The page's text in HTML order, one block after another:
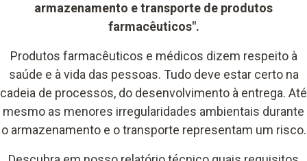
armazenamento e transporte de produtos
farmacêuticos".
Produtos farmacêuticos e médicos dizem respeito à
saúde e à vida das pessoas. Tudo deve estar certo na
cadeia de processos, do desenvolvimento à entrega. Até
mesmo as menores irregularidades ambientais durante
o armazenamento e o transporte representam um risco.